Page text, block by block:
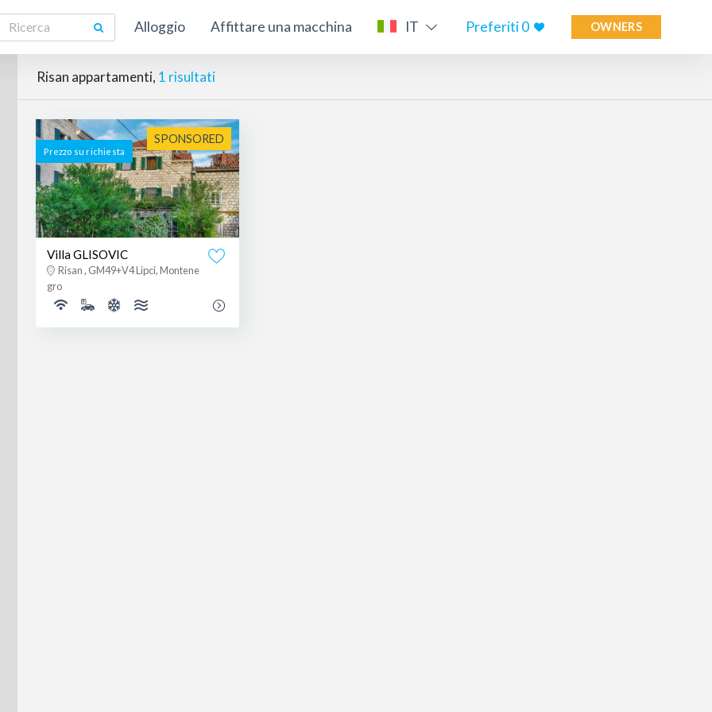
Alloggio Affittare una macchina IT Preferiti0 OWNERS
Risan appartamenti, 1 risultati
SPONSORED
Prezzo su richiesta
Villa GLISOVIC
Risan , GM49+V4 Lipci, Montene
gro